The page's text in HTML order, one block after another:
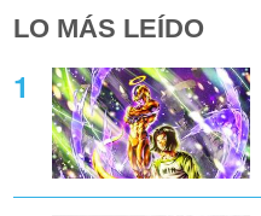
LO MÁS LEÍDO